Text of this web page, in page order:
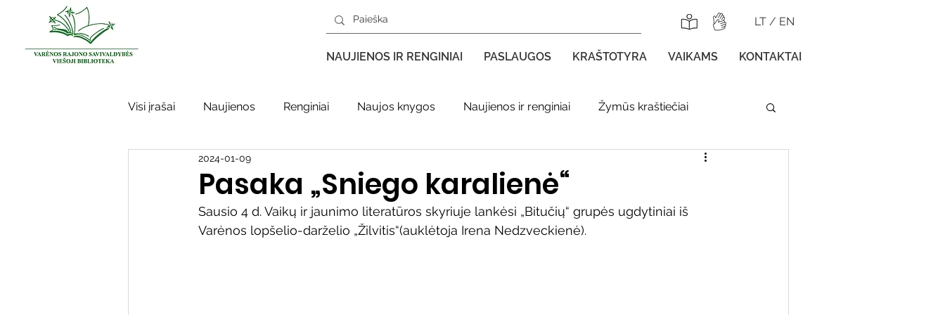
LT / EN
NAUJIENOS IR RENGINIAI PASLAUGOS KRAŠTOTYRA VAIKAMS KONTAKTAI
Visi įrašai Naujienos Renginiai Naujos knygos Naujienos ir renginiai Žymūs kraštiečiai
Kraštotyros darbai Kilnojamos parodos
Sidabrinės bitės Garbės ženklas Adolfo Ramanausko–Vanago premija
Pasaka „Sniego karalienė“
2024-01-09
Sausio 4 d. Vaikų ir jaunimo literatūros skyriuje lankėsi „Bitučių“ grupės ugdytiniai iš
Varėnos lopšelio-darželio „Žilvitis“(auklėtoja Irena Nedzveckienė).